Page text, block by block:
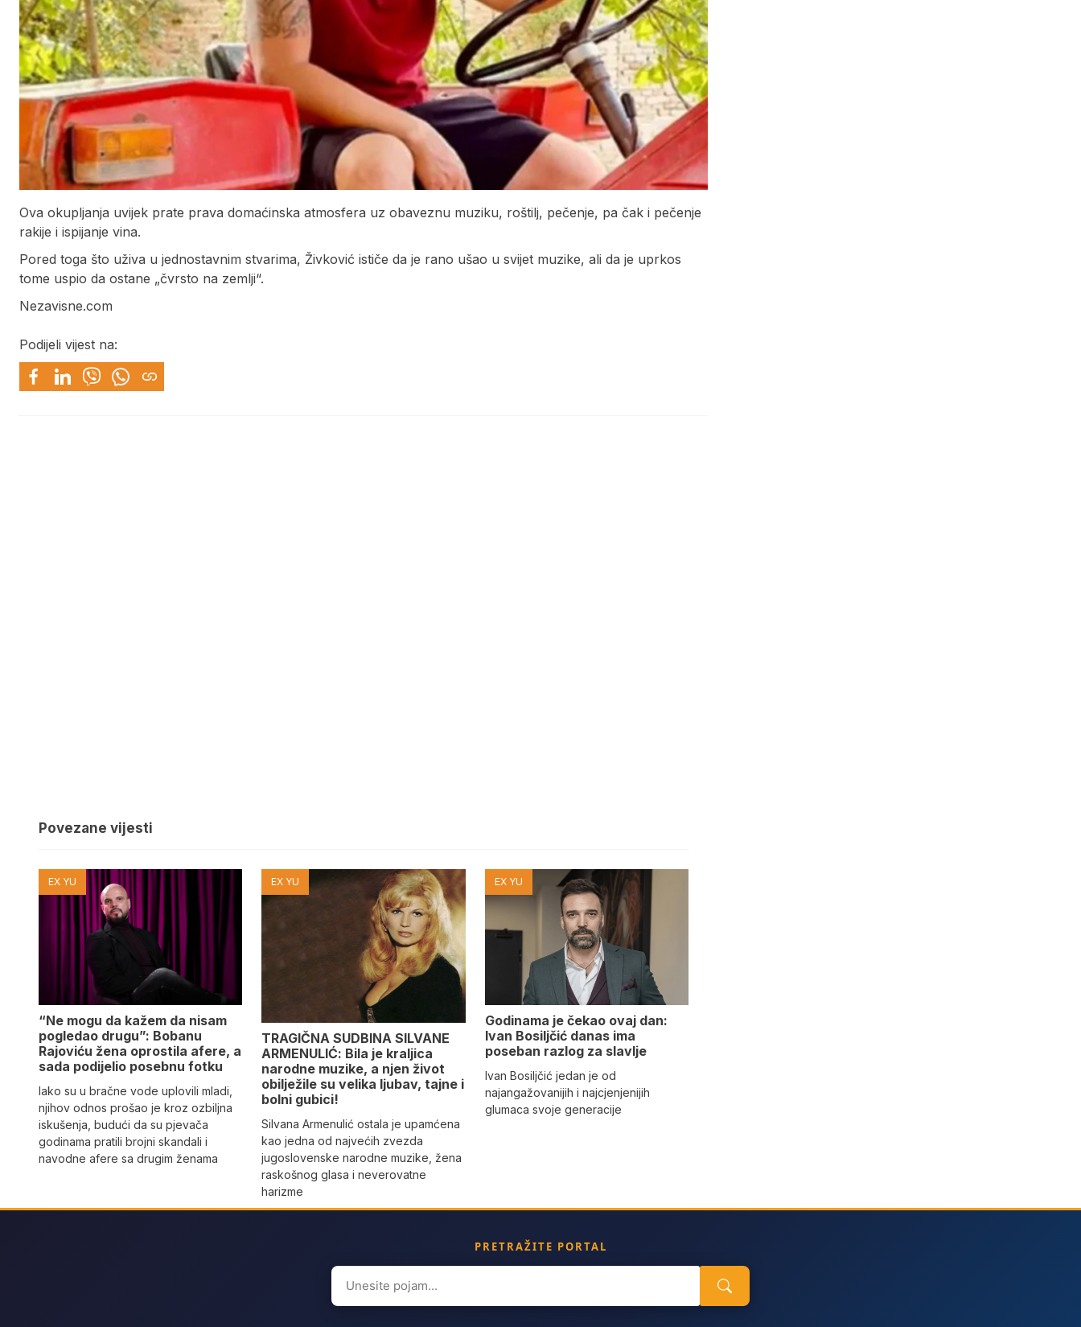
Ova okupljanja uvijek prate prava domaćinska atmosfera uz obaveznu muziku, roštilj, pečenje, pa čak i pečenje
rakije i ispijanje vina.
Pored toga što uživa u jednostavnim stvarima, Živković ističe da je rano ušao u svijet muzike, ali da je uprkos
tome uspio da ostane „čvrsto na zemlji“.
Nezavisne.com
Podijeli vijest na:
Povezane vijesti
EX YU
“Ne mogu da kažem da nisam
pogledao drugu”: Bobanu
Rajoviću žena oprostila afere, a
sada podijelio posebnu fotku
Iako su u bračne vode uplovili mladi,
njihov odnos prošao je kroz ozbiljna
iskušenja, budući da su pjevača
godinama pratili brojni skandali i
navodne afere sa drugim ženama
EX YU
TRAGIČNA SUDBINA SILVANE
ARMENULIĆ: Bila je kraljica
narodne muzike, a njen život
obilježile su velika ljubav, tajne i
bolni gubici!
Silvana Armenulić ostala je upamćena
kao jedna od najvećih zvezda
jugoslovenske narodne muzike, žena
raskošnog glasa i neverovatne
harizme
EX YU
Godinama je čekao ovaj dan:
Ivan Bosiljčić danas ima
poseban razlog za slavlje
Ivan Bosiljčić jedan je od
najangažovanijih i najcjenjenijih
glumaca svoje generacije
PRETRAŽITE PORTAL
Search
for: